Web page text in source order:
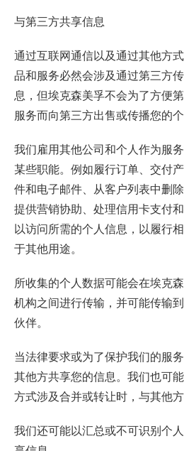
与第三方共享信息
通过互联网通信以及通过其他方
品和服务必然会涉及通过第三方
息，但埃克森美孚不会为了方便
服务而向第三方出售或传播您的个
我们雇用其他公司和个人作为服
某些职能。例如履行订单、交付
件和电子邮件、从客户列表中删
提供营销协助、处理信用卡支付
以访问所需的个人信息，以履行
于其他用途。
所收集的个人数据可能会在埃克
机构之间进行传输，并可能传输
伙伴。
当法律要求或为了保护我们的服
其他方共享您的信息。我们也可
方式涉及合并或转让时，与其他方
我们还可能以汇总或不可识别个